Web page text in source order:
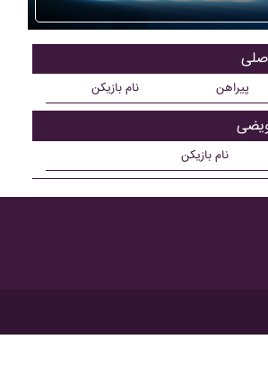
نام بازیکن پیراهن
نام بازیکن